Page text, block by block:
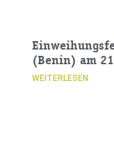
(Benin) am
WEITERLESEN